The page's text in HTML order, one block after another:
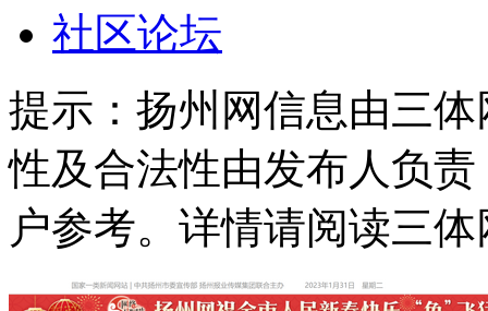
社区论坛
提示： 扬州网信息由三
性及合法性由发布人负
户参考。详情请阅读三